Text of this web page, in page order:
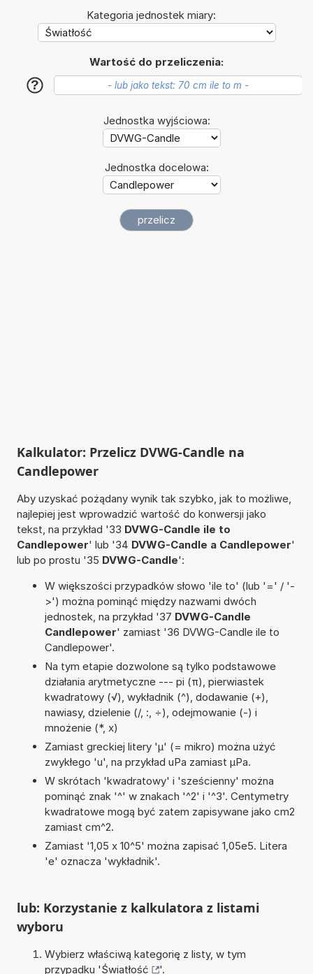
Kategoria jednostek miary:
Wartość do przeliczenia:
?
Jednostka wyjściowa:
Jednostka docelowa:
Kalkulator: Przelicz DVWG-Candle na
Candlepower
Aby uzyskać pożądany wynik tak szybko, jak to możliwe,
najlepiej jest wprowadzić wartość do konwersji jako
tekst, na przykład '33 DVWG-Candle ile to
Candlepower' lub '34 DVWG-Candle a Candlepower'
lub po prostu '35 DVWG-Candle':
W większości przypadków słowo 'ile to' (lub '=' / '-
>') można pominąć między nazwami dwóch
jednostek, na przykład '37 DVWG-Candle
Candlepower' zamiast '36 DVWG-Candle ile to
Candlepower'.
Na tym etapie dozwolone są tylko podstawowe
działania arytmetyczne --- pi (π), pierwiastek
kwadratowy (√), wykładnik (^), dodawanie (+),
nawiasy, dzielenie (/, :, ÷), odejmowanie (-) i
mnożenie (*, x)
Zamiast greckiej litery 'µ' (= mikro) można użyć
zwykłego 'u', na przykład uPa zamiast µPa.
W skrótach 'kwadratowy' i 'sześcienny' można
pominąć znak '^' w znakach '^2' i '^3'. Centymetry
kwadratowe mogą być zatem zapisywane jako cm2
zamiast cm^2.
Zamiast '1,05 x 10^5' można zapisać 1,05e5. Litera
'e' oznacza 'wykładnik'.
lub: Korzystanie z kalkulatora z listami
wyboru
Wybierz właściwą kategorię z listy, w tym
przypadku 'Światłość
'.